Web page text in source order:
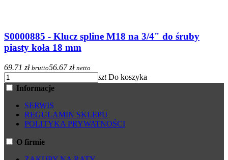
S0000885 - Klucz spline M18 na 3/4" do śruby
piasty koła 18 mm
69.71 zł brutto56.67 zł netto
szt Do koszyka
Informacje
SERWIS
REGULAMIN SKLEPU
POLITYKA PRYWATNOŚCI
O firmie